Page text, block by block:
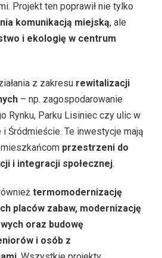
Projekt ten poprawił nie tylko
komunikacją miejską, ale
i ekologię w centrum
z zakresu rewitalizacji
– np. zagospodarowanie
Rynku, Parku Lisiniec czy ulic w
Śródmieście. Te inwestycje mają
przestrzeni do
i integracji społecznej.
termomodernizację
placów zabaw, modernizację
oraz budowę
i osób z